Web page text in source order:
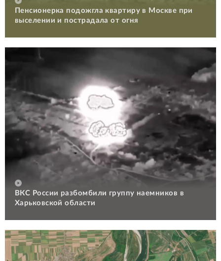
Пенсионерка подожгла квартиру в Москве при
выселении и пострадала от огня
ВКС России разбомбили группу наемников в
Харьковской области